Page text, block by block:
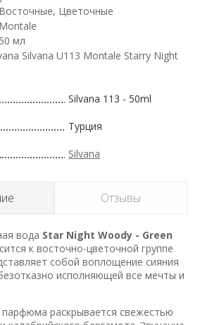
Восточные, Цветочные
Montale
50 мл
Silvana U113 Montale Starry Night
Silvana 113 - 50ml
Турция
Silvana
Отзывы
вода Star Night Woody - Green
к восточно-цветочной группе
собой воплощение сияния
исполняющей все мечты и
раскрывается свежестью